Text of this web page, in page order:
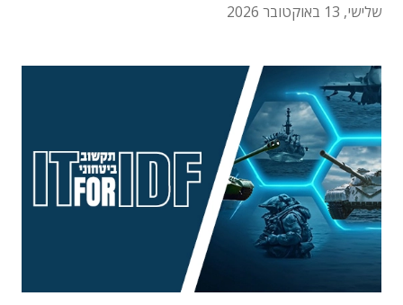
שלישי, 13 באוקטובר 2026